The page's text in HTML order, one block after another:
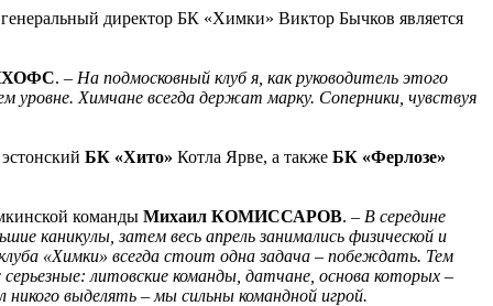
директор БК «Химки» Виктор Бычков является
. – На подмосковный клуб я, как руководитель этого
уровне. Химчане всегда держат марку. Соперники, чувствуя
эстонский БК «Хито» Котла Ярве, а также БК «Ферлозе»
команды Михаил КОМИССАРОВ. – В середине
каникулы, затем весь апрель занимались физической и
«Химки» всегда стоит одна задача – побеждать. Тем
литовские команды, датчане, основа которых –
выделять – мы сильны командной игрой.